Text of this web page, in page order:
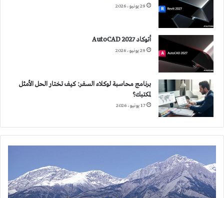
29 يونيو، 2026
أتوكاد 2027 AutoCAD
29 يونيو، 2026
برنامج محاسبة لوكلاء السفر: كيف تختار الحل الأمثل
لمكتبك؟
17 يونيو، 2026
THE
THEORY
OF